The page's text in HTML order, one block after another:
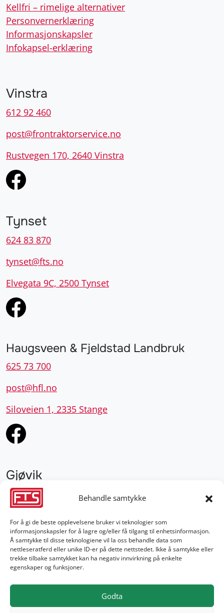
Behandle samtykke
For å gi de beste opplevelsene bruker vi teknologier som
informasjonskapsler for å lagre og/eller få tilgang til enhetsinformasjon.
Å samtykke til disse teknologiene vil la oss behandle data som
nettleseratferd eller unike ID-er på dette nettstedet. Ikke å samtykke eller
trekke tilbake samtykket kan ha negativ innvirkning på enkelte
egenskaper og funksjoner.
Godta
Kellfri – rimelige alternativer
Personvernerklæring
Informasjonskapsler
Infokapsel-erklæring
Vinstra
612 92 460
post@frontraktorservice.no
Rustvegen 170, 2640 Vinstra
Tynset
624 83 870
tynset@fts.no
Elvegata 9C, 2500 Tynset
Haugsveen & Fjeldstad Landbruk
625 73 700
post@hfl.no
Siloveien 1, 2335 Stange
Gjøvik
952 28 000
Damvegen 4, 2827 Hunndalen